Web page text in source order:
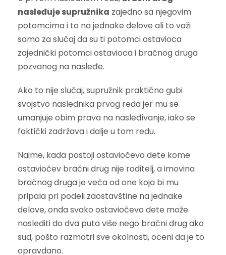
nasleđuje supružnika zajedno sa njegovim
potomcima i to na jednake delove ali to važi
samo za slučaj da su ti potomci ostavioca
zajednički potomci ostavioca i bračnog druga
pozvanog na nasleđe.
Ako to nije slučaj, supružnik praktično gubi
svojstvo naslednika prvog reda jer mu se
umanjuje obim prava na nasleđivanje, iako se
faktički zadržava i dalje u tom redu.
Naime, kada postoji ostaviočevo dete kome
ostaviočev bračni drug nije roditelj, a imovina
bračnog druga je veća od one koja bi mu
pripala pri podeli zaostavštine na jednake
delove, onda svako ostaviočevo dete može
naslediti do dva puta više nego bračni drug ako
sud, pošto razmotri sve okolnosti, oceni da je to
opravdano.